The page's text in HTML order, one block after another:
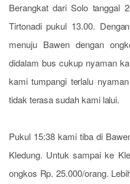
Berangkat dari Solo tanggal
Tirtonadi pukul 13.00.
menuju Bawen dengan
didalam bus cukup nyaman
kami tumpangi terlalu
tidak terasa sudah kami lalui.
Pukul 15:38 kami tiba di
Kledung. Untuk sampai ke
ongkos Rp. 25.000/orang.